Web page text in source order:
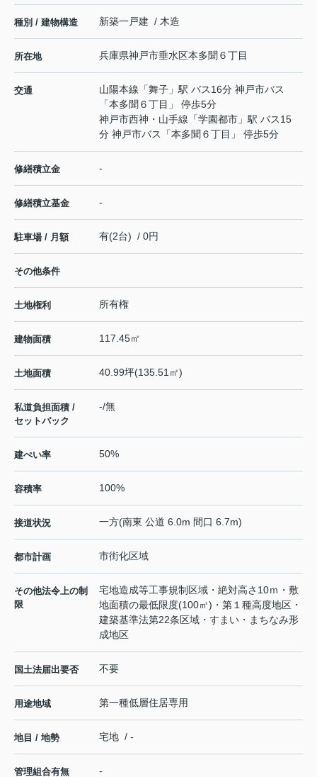
種別 / 建物構造 新築一戸建 / 木造
所在地 兵庫県神戸市垂水区本多聞 ６丁目
交通 山陽本線 「舞子 」駅 バス16分 神戸市バス
「本多聞６丁目」 停歩5分
神戸市西神・山手線 「学園都市 」駅 バス15
分 神戸市バス「本多聞６丁目」 停歩5分
修繕積立金 -
修繕積立基金 -
駐車場 / 月額 有(2台) / 0円
その他条件
土地権利 所有権
建物面積 117.45㎡
土地面積 40.99坪(135.51㎡)
私道負担面積 /
セットバック
-/無
建ぺい率 50%
容積率 100%
接道状況 一方(南東 公道 6.0m 間口 6.7m)
都市計画 市街化区域
その他法令上の制
限
宅地造成等工事規制区域・絶対高さ10ｍ・敷
地面積の最低限度(100㎡)・第１種高度地区・
建築基準法第22条区域・すまい・まちなみ形
成地区
国土法届出要否 不要
用途地域 第一種低層住居専用
地目 / 地勢 宅地 / -
管理組合有無 -